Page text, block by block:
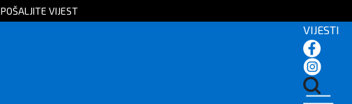
POŠALJITE VIJEST
VIJESTI